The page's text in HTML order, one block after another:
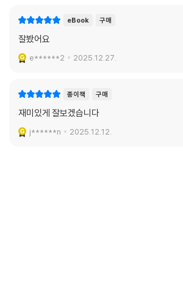
eBook 구매
잘봤어요
e******2 2025.12.27.
종이책 구매
재미있게 잘보겠습니다
j******n 2025.12.12.